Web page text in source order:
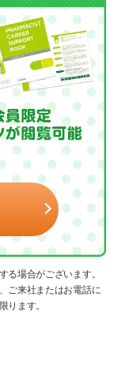
場合がございます。
ご来社またはお電話に
ります。